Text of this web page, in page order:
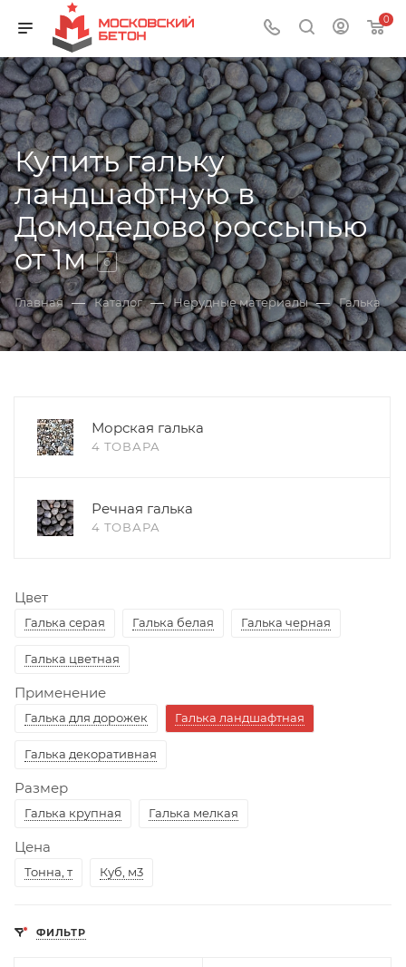
0
Купить гальку
ландшафтную в
Домодедово россыпью
от 1м
6
Главная — Каталог — Нерудные материалы — Галька
Морская галька
4 ТОВАРА
Речная галька
4 ТОВАРА
Цвет
Галька серая Галька белая Галька черная
Галька цветная
Применение
Галька для дорожек Галька ландшафтная
Галька декоративная
Размер
Галька крупная Галька мелкая
Цена
Тонна, т Куб, м3
ФИЛЬТР